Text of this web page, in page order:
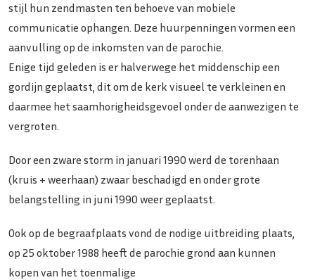
stijl hun zendmasten ten behoeve van mobiele
communicatie ophangen. Deze huurpenningen vormen een
aanvulling op de inkomsten van de parochie.
Enige tijd geleden is er halverwege het middenschip een
gordijn geplaatst, dit om de kerk visueel te verkleinen en
daarmee het saamhorigheidsgevoel onder de aanwezigen te
vergroten.
Door een zware storm in januari 1990 werd de torenhaan
(kruis + weerhaan) zwaar beschadigd en onder grote
belangstelling in juni 1990 weer geplaatst.
Ook op de begraafplaats vond de nodige uitbreiding plaats,
op 25 oktober 1988 heeft de parochie grond aan kunnen
kopen van het toenmalige